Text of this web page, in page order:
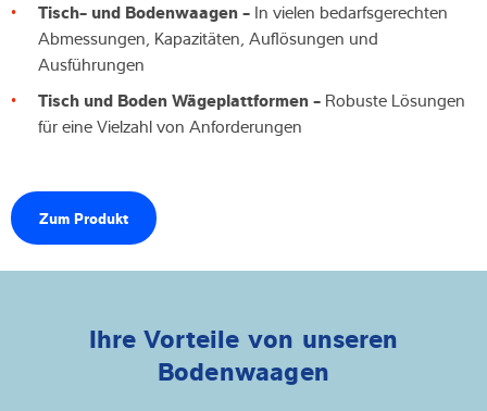
Tisch- und Bodenwaagen - In vielen bedarfsgerechten
Abmessungen, Kapazitäten, Auflösungen und
Ausführungen
Tisch und Boden Wägeplattformen - Robuste Lösungen
für eine Vielzahl von Anforderungen
Zum Produkt
Ihre Vorteile von unseren
Bodenwaagen